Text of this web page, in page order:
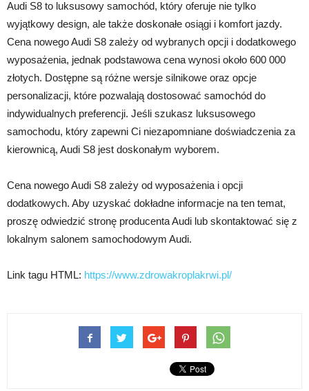
Audi S8 to luksusowy samochód, który oferuje nie tylko
wyjątkowy design, ale także doskonałe osiągi i komfort jazdy.
Cena nowego Audi S8 zależy od wybranych opcji i dodatkowego
wyposażenia, jednak podstawowa cena wynosi około 600 000
złotych. Dostępne są różne wersje silnikowe oraz opcje
personalizacji, które pozwalają dostosować samochód do
indywidualnych preferencji. Jeśli szukasz luksusowego
samochodu, który zapewni Ci niezapomniane doświadczenia za
kierownicą, Audi S8 jest doskonałym wyborem.
Cena nowego Audi S8 zależy od wyposażenia i opcji
dodatkowych. Aby uzyskać dokładne informacje na ten temat,
proszę odwiedzić stronę producenta Audi lub skontaktować się z
lokalnym salonem samochodowym Audi.
Link tagu HTML: https://www.zdrowakroplakrwi.pl/